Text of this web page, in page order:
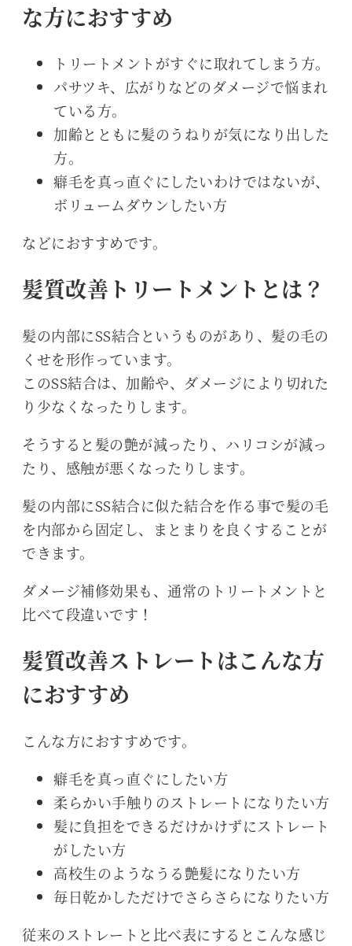
な方におすすめ
トリートメントがすぐに取れてしまう方。
パサツキ、広がりなどのダメージで悩まれ
ている方。
加齢とともに髪のうねりが気になり出した
方。
癖毛を真っ直ぐにしたいわけではないが、
ボリュームダウンしたい方
などにおすすめです。
髪質改善トリートメントとは？
髪の内部にSS結合というものがあり、髪の毛の
くせを形作っています。
このSS結合は、加齢や、ダメージにより切れた
り少なくなったりします。
そうすると髪の艶が減ったり、ハリコシが減っ
たり、感触が悪くなったりします。
髪の内部にSS結合に似た結合を作る事で髪の毛
を内部から固定し、まとまりを良くすることが
できます。
ダメージ補修効果も、通常のトリートメントと
比べて段違いです！
髪質改善ストレートはこんな方
におすすめ
こんな方におすすめです。
癖毛を真っ直ぐにしたい方
柔らかい手触りのストレートになりたい方
髪に負担をできるだけかけずにストレート
がしたい方
高校生のようなうる艶髪になりたい方
毎日乾かしただけでさらさらになりたい方
従来のストレートと比べ表にするとこんな感じ